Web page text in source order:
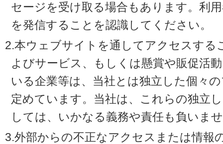
セージを受け取る場合もあります。利
を発信することを認識してください。
2.本ウェブサイトを通してアクセスする
よびサービス、もしくは懸賞や販促活
いる企業等は、当社とは独立した個々
定めています。当社は、これらの独立
しては、いかなる義務や責任も負いま
3.外部からの不正なアクセスまたは情報